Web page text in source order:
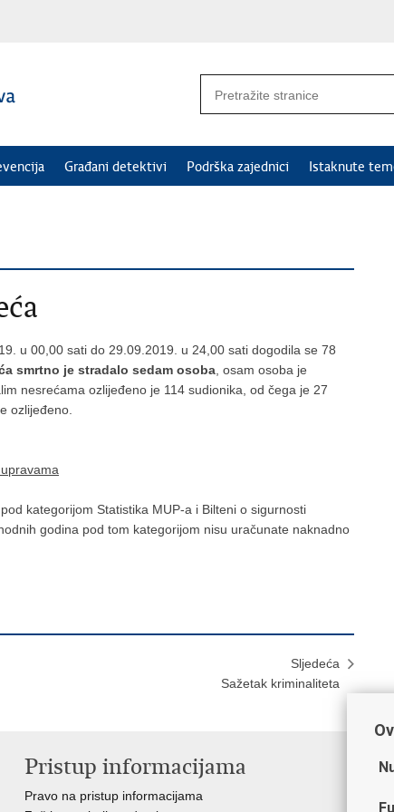
Građani detektivi Podrška zajednici Istaknute
u 00,00 sati do 29.09.2019. u 24,00 sati dogodila se 78
smrtno je stradalo sedam osoba , osam osoba je
nesrećama ozlijeđeno je 114 sudionika, od čega je 27
ozlijeđeno.
kategorijom Statistika MUP-a i Bilteni o sigurnosti
godina pod tom kategorijom nisu uračunate naknadno
Sljedeća
Sažetak kriminaliteta
Pristup informacijama
Pravo na pristup informacijama